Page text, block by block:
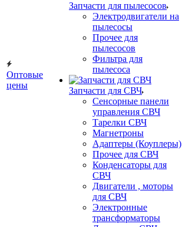
Оптовые
цены
Запчасти для пылесосов
Электродвигатели на
пылесосы
Прочее для
пылесосов
Фильтра для
пылесоса
Запчасти для СВЧ
Сенсорные панели
управления СВЧ
Тарелки СВЧ
Магнетроны
Адаптеры (Коуплеры)
Прочее для СВЧ
Конденсаторы для
СВЧ
Двигатели , моторы
для СВЧ
Электронные
трансформаторы